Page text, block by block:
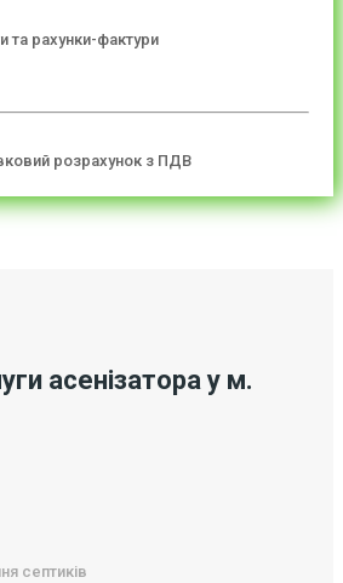
та рахунки-фактури
розрахунок з ПДВ
асенізатора у м.
септиків